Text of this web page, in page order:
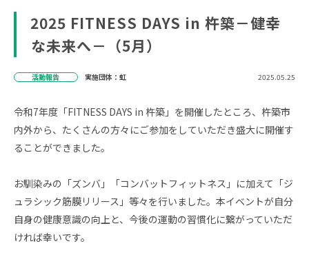
2025 FITNESS DAYS in 杵築－健幸
な未来へ－（5月）
活動報告 実施団体：虹 2025.05.25
令和7年度「FITNESS DAYS in 杵築」を開催したところ、杵築市
内外から、たくさんの方々にご参加をしていただき盛大に開催す
ることができました。
お馴染みの「ズンバ」「コンバットフィットネス」に加えて「ジ
ュラシック筋膜リリース」等々を行いました。本イベントが自分
自身の健康意識の向上と、今後の運動の習慣化に繋がっていただ
ければ幸いです。